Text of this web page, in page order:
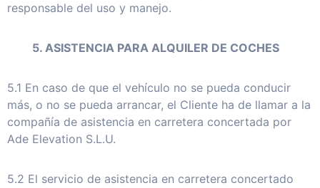
responsable del uso y manejo.
5. ASISTENCIA PARA ALQUILER DE COCHES
5.1 En caso de que el vehículo no se pueda conducir
más, o no se pueda arrancar, el Cliente ha de llamar a la
compañía de asistencia en carretera concertada por
Ade Elevation S.L.U.
5.2 El servicio de asistencia en carretera concertado